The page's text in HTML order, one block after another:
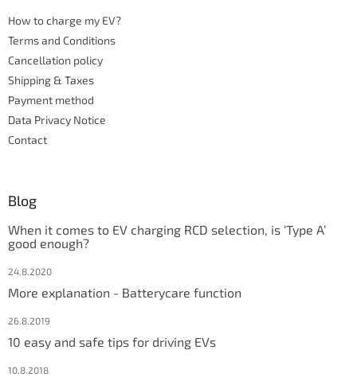
How to charge my EV?
Terms and Conditions
Cancellation policy
Shipping & Taxes
Payment method
Data Privacy Notice
Contact
Blog
When it comes to EV charging RCD selection, is ‘Type A’
good enough?
24.8.2020
More explanation - Batterycare function
26.8.2019
10 easy and safe tips for driving EVs
10.8.2018